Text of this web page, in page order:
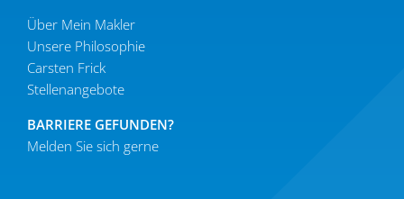
Über Mein Makler
Unsere Philo­sophie
Carsten Frick
Stellen­an­gebote
BARRIERE GEFUNDEN?
Melden Sie sich gerne